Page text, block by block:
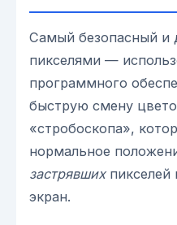
Самый безопасный и
пикселями —
программного
быструю смену
«стробоскопа»,
нормальное
застрявшихпикселей
экран.